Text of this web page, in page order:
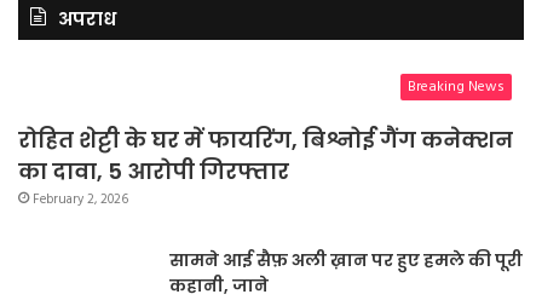
अपराध
Breaking News
रोहित शेट्टी के घर में फायरिंग, बिश्नोई गैंग कनेक्शन
का दावा, 5 आरोपी गिरफ्तार
February 2, 2026
सामने आई सैफ़ अली ख़ान पर हुए हमले की पूरी
कहानी, जाने